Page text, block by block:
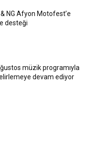
NG Afyon Motofest’e
desteği
müzik programıyla
devam ediyor